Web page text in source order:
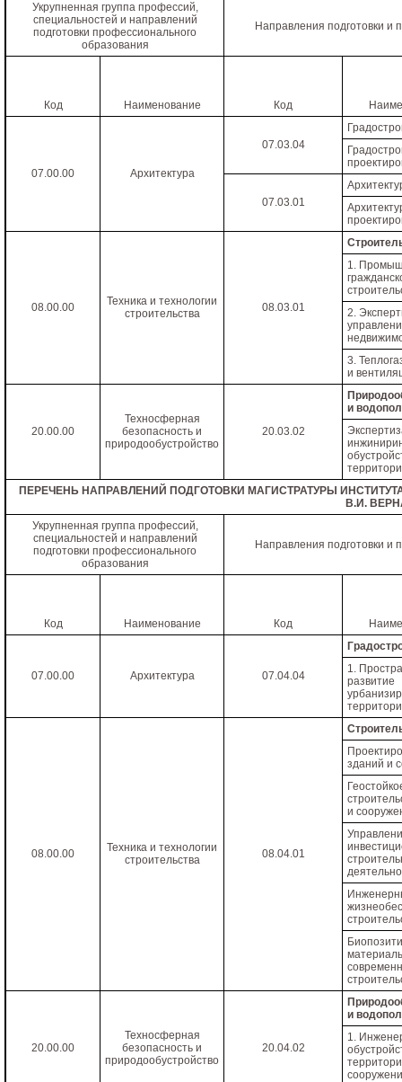
Укрупненная группа профессий,
специальностей и направлений
подготовки профессионального
образования
Направления подготовки и
Код Наименование Код
07.00.00 Архитектура
07.03.04
07.03.01
08.00.00
Техника и технологии
строительства
08.03.01
1.
2.
3.
и
20.00.00
Техносферная
безопасность и
природообустройство
20.03.02
и
ПЕРЕЧЕНЬ НАПРАВЛЕНИЙ ПОДГОТОВКИ МАГИСТРАТУРЫ
В.И.
Укрупненная группа профессий,
специальностей и направлений
подготовки профессионального
образования
Направления подготовки и
Код Наименование Код
07.00.00 Архитектура 07.04.04
1.
развитие
08.00.00
Техника и технологии
строительства
08.04.01
зданий и
и
20.00.00
Техносферная
безопасность и
природообустройство
20.04.02
и
1.